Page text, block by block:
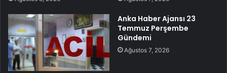
Anka Haber Ajansı 23
Temmuz Perşembe
Gündemi
Ağustos 7, 2026